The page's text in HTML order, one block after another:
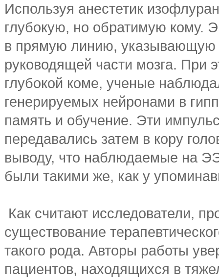
Используя анестетик
глубокую, но обратимую кому.
в прямую линию, указывающую
руководящей части мозга. При
глубокой коме, ученые
генерируемых нейронами в
память и обучение. Эти
передавались затем в кору
выводу, что наблюдаемые на
были такими же, как у
Как считают исследователи,
существование
такого рода. Авторы работы
пациентов, находящихся в